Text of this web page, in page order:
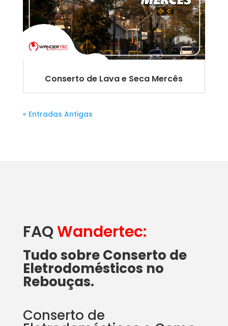
Conserto de Lava e Seca Mercês
« Entradas Antigas
FAQWandertec:
Tudo sobre Conserto de
Eletrodomésticos no
Rebouças.
Conserto de